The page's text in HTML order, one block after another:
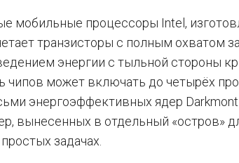
мобильные процессоры Intel,
транзисторы с полным охватом
энергии с тыльной стороны
чипов может включать до четырёх
энергоэффективных ядер
вынесенных в отдельный «остров»
задачах.